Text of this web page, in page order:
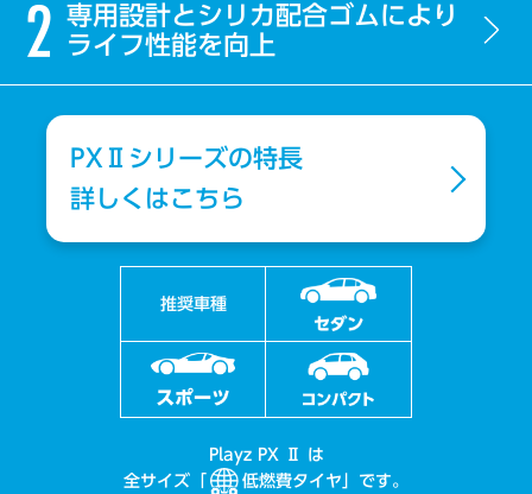
専用設計とシリカ配合ゴムにより
ライフ性能を向上
PXⅡシリーズの特長
詳しくはこちら
推奨車種
Playz PX Ⅱ は
全サイズ「
低燃費タイヤ」です。